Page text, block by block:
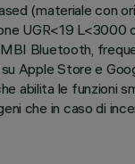
(materiale con
UGR<19
Bluetooth,
Apple Store e
abilita le funzioni
che in caso di